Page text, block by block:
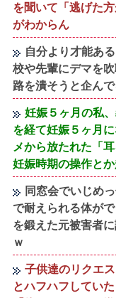
を聞いて「逃げた
がわからん
自分より才能あ
校や先輩にデマを
路を潰そうと企ん
妊娠５ヶ月の私
を経て妊娠５ヶ月
メから放たれた「
妊娠時期の操作と
同窓会でいじめ
で耐えられる体が
を鍛えた元被害者
ｗ
子供達のリクエ
とハフハフしてい